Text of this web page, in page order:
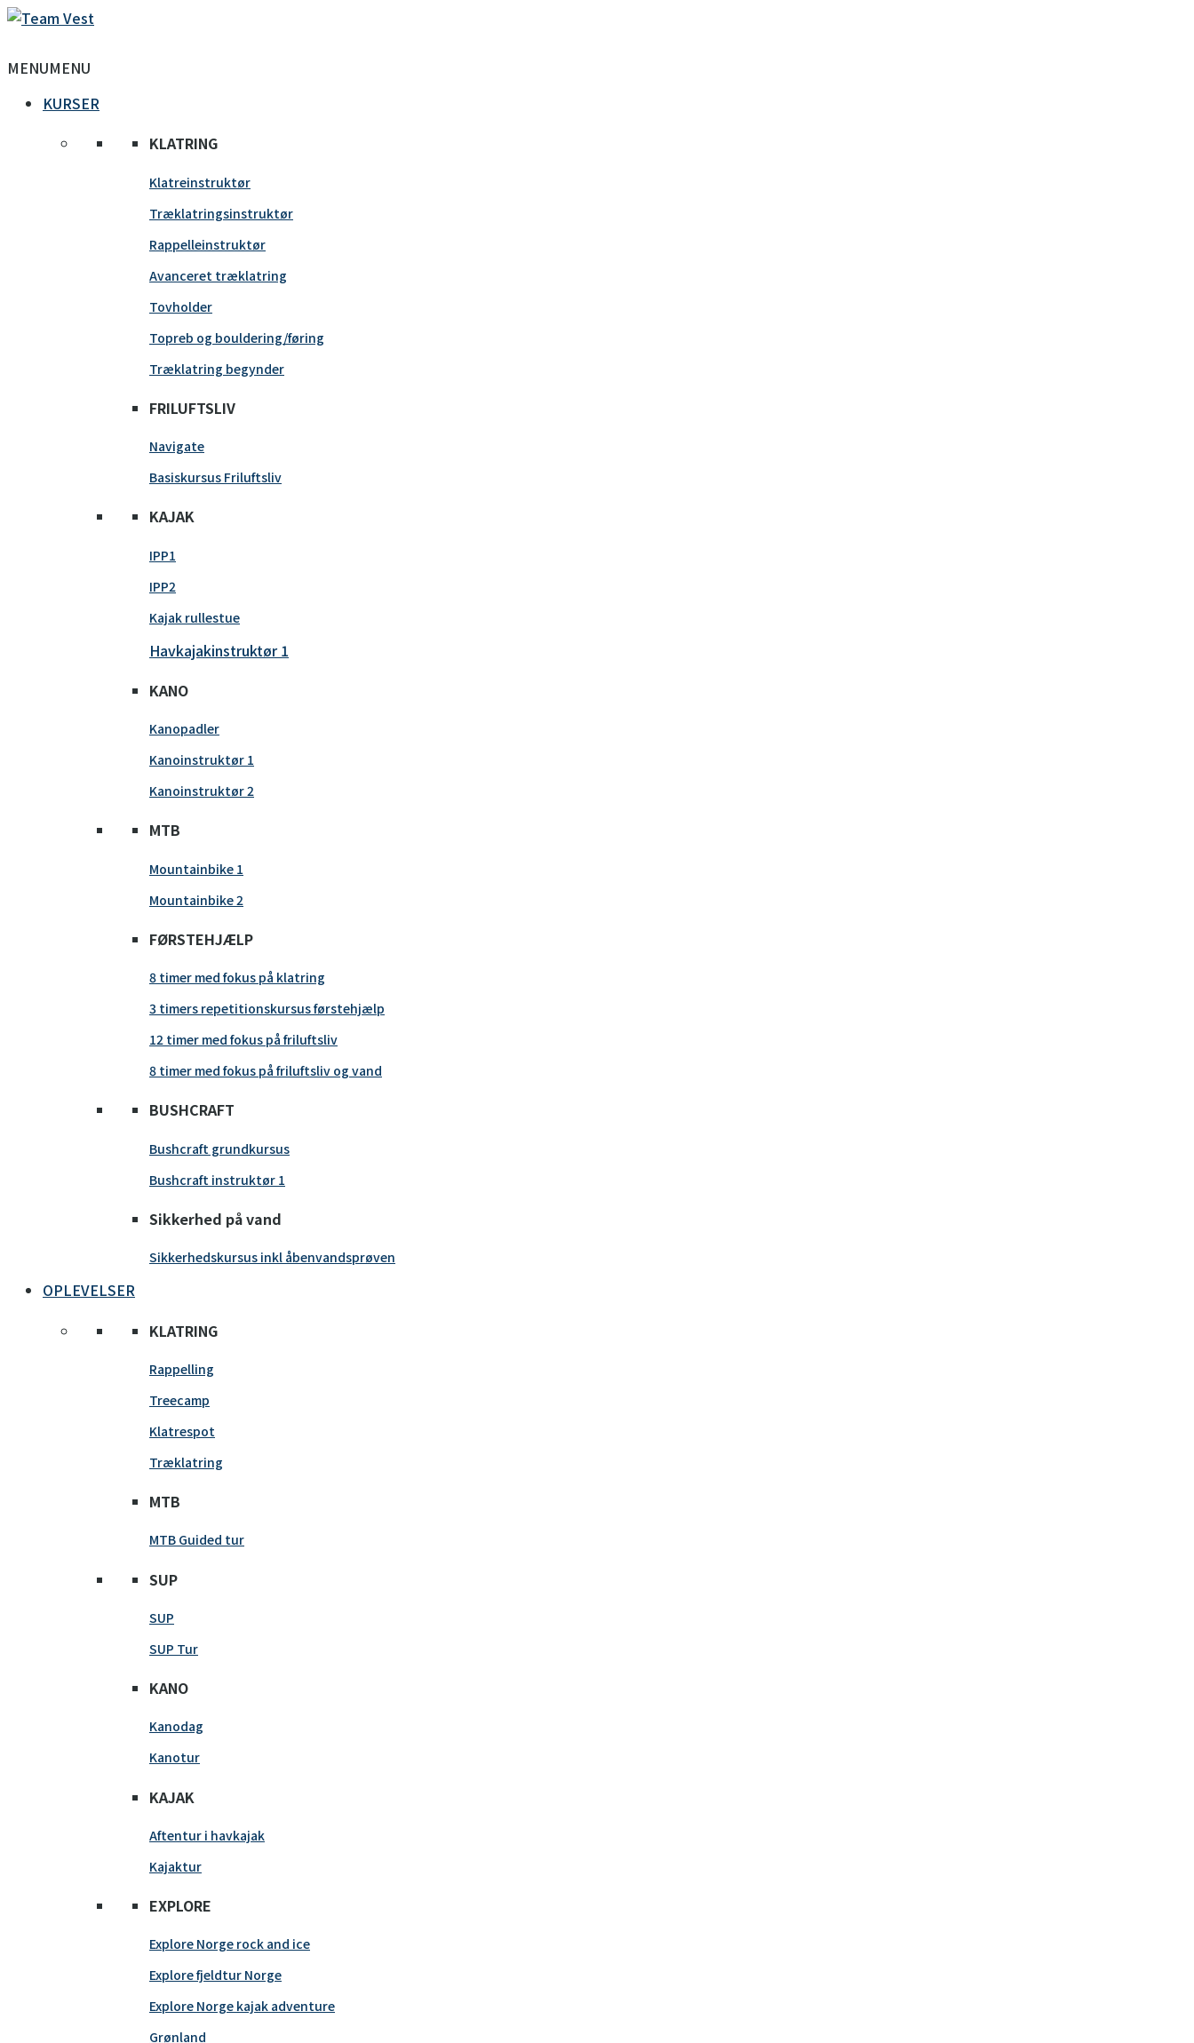
MENUMENU
KURSER
KLATRING
Klatreinstruktør
Træklatringsinstruktør
Rappelleinstruktør
Avanceret træklatring
Tovholder
Topreb og bouldering/føring
Træklatring begynder
FRILUFTSLIV
Navigate
Basiskursus Friluftsliv
KAJAK
IPP1
IPP2
Kajak rullestue
Havkajakinstruktør 1
KANO
Kanopadler
Kanoinstruktør 1
Kanoinstruktør 2
MTB
Mountainbike 1
Mountainbike 2
FØRSTEHJÆLP
8 timer med fokus på klatring
3 timers repetitionskursus førstehjælp
12 timer med fokus på friluftsliv
8 timer med fokus på friluftsliv og vand
BUSHCRAFT
Bushcraft grundkursus
Bushcraft instruktør 1
Sikkerhed på vand
Sikkerhedskursus inkl åbenvandsprøven
OPLEVELSER
KLATRING
Rappelling
Treecamp
Klatrespot
Træklatring
MTB
MTB Guided tur
SUP
SUP
SUP Tur
KANO
Kanodag
Kanotur
KAJAK
Aftentur i havkajak
Kajaktur
EXPLORE
Explore Norge rock and ice
Explore fjeldtur Norge
Explore Norge kajak adventure
Grønland